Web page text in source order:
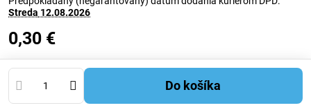
Streda 12.08.2026
0,30 €
Do košíka